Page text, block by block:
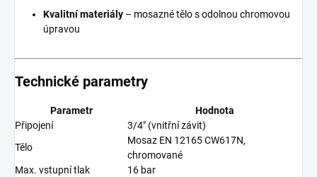
Kvalitní materiály – mosazné tělo s odolnou chromovou
úpravou
Technické parametry
Parametr
Hodnota
Připojení
3/4" (vnitřní závit)
Tělo
Mosaz EN 12165 CW617N,
chromované
Max. vstupní tlak
16 bar